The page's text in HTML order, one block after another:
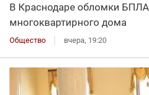
В Краснодаре обломки
многоквартирного дома
Общество вчера, 19:20